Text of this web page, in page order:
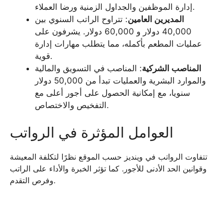
إدارة الموظفين والجداول الزمنية ورضا العملاء.
المديرين العامين: تتراوح الراتب السنوي بين
40,000 دولار و 60,000 دولار. يشرفون على
عمليات المطعم بأكمله، مما يتطلب مهارات إدارة
قوية.
المناصب الشركية: المناصب في التسويق والمالية
والموارد البشرية والعمليات تبدأ من 50,000 دولار
سنويا، مع إمكانية الحصول على أجور أعلى مع
التفخيص والاختصاص.
العوامل المؤثرة في الرواتب
تتفاوت الرواتب في وينديز حسب الموقع نظرًا لتكلفة المعيشة
وقوانين الحد الأدنى للأجور. كما تؤثر الخبرة والأداء على الراتب
وفرص التقدم.